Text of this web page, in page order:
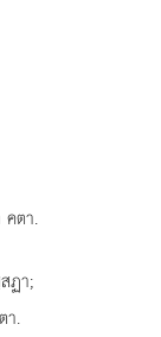
ตา.
ฏา;
า.